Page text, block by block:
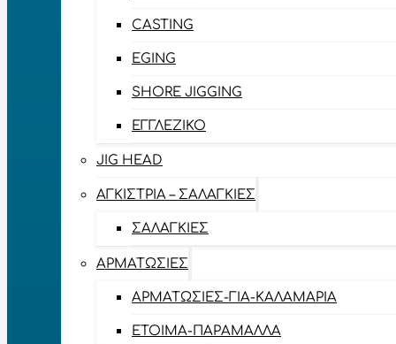
CASTING
EGING
SHORE JIGGING
ΕΓΓΛΈΖΙΚΟ
JIG HEAD
ΑΓΚΊΣΤΡΙΑ – ΣΑΛΑΓΚΙΈΣ
ΣΑΛΑΓΚΙΈΣ
ΑΡΜΑΤΩΣΙΈΣ
ΑΡΜΑΤΩΣΙΈΣ-ΓΙΑ-ΚΑΛΑΜΆΡΙΑ
ΈΤΟΙΜΑ-ΠΑΡΆΜΑΛΛΑ